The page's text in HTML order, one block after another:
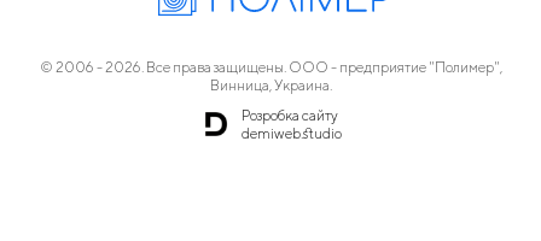
© 2006 - 2026. Все права защищены. ООО - предприятие "Полимер",
Винница, Украина.
Розробка сайту
demiweb.studio